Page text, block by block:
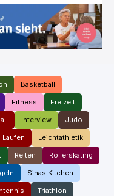
Basketball
Fitness Freizeit
Interview Judo
Laufen Leichtathletik
Reiten Rollerskating
Sinas Kitchen
Triathlon